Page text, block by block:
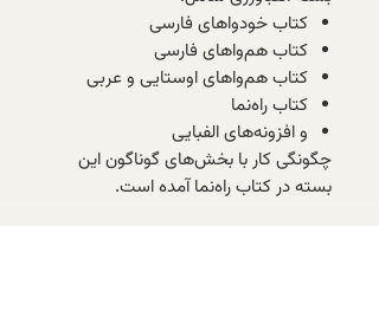
کتاب خودواهای فارسی
کتاب هم‌واهای فارسی
کتاب هم‌واهای اوستایی و عربی
کتاب راه‌نما
و افزونه‌های الفبایی
چگونگی کار با بخش‌های گوناگون این
بسته در کتاب راه‌نما آمده است.